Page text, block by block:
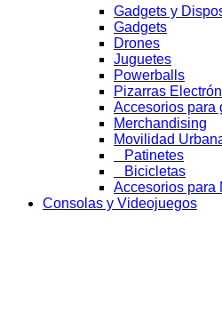
Gadgets y
Gadgets
Drones
Juguetes
Powerballs
Pizarras
Accesorios para
Merchandising
Movilidad
Patinetes
Bicicletas
Accesorios para
Consolas y Videojuegos